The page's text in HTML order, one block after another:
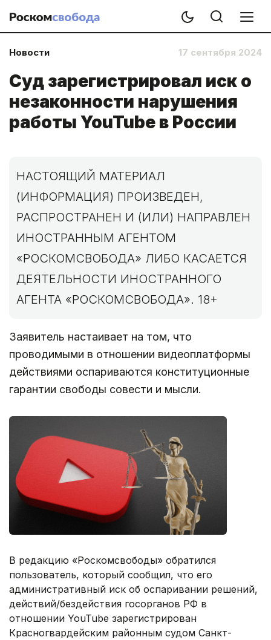
Новости 17 сентября 2024
Суд зарегистрировал иск о
незаконности нарушения
работы YouTube в России
НАСТОЯЩИЙ МАТЕРИАЛ
(ИНФОРМАЦИЯ) ПРОИЗВЕДЕН,
РАСПРОСТРАНЕН И (ИЛИ) НАПРАВЛЕН
ИНОСТРАННЫМ АГЕНТОМ
«РОСКОМСВОБОДА» ЛИБО КАСАЕТСЯ
ДЕЯТЕЛЬНОСТИ ИНОСТРАННОГО
АГЕНТА «РОСКОМСВОБОДА». 18+
Заявитель настаивает на том, что
проводимыми в отношении видеоплатформы
действиями оспариваются конституционные
гарантии свободы совести и мысли.
В редакцию «Роскомсвободы» обратился
пользователь, который сообщил, что его
административный иск об оспаривании решений,
действий/бездействия госорганов РФ в
отношении YouTube зарегистрирован
Красногвардейским районным судом Санкт-